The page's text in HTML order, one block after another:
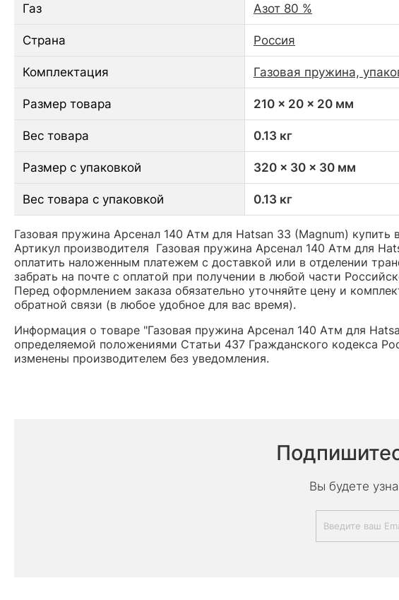
Газ Азот 80 %
Страна Россия
Комплектация Газовая пружина,
Размер товара 210 x 20 x 20 мм
Вес товара 0.13 кг
Размер с упаковкой 320 x 30 x 30 мм
Вес товара с упаковкой 0.13 кг
Газовая пружина Арсенал 140 Атм для Hatsan 33 (Magnum) купить
Артикул производителя Газовая пружина Арсенал 140 Атм для
оплатить наложенным платежем с доставкой или в отделении
забрать на почте с оплатой при получении в любой части
Перед оформлением заказа обязательно уточняйте цену и
обратной связи (в любое удобное для вас время).
Информация о товаре "Газовая пружина Арсенал 140 Атм для
определяемой положениями Статьи 437 Гражданского кодекса
изменены производителем без уведомления.
Вы будете